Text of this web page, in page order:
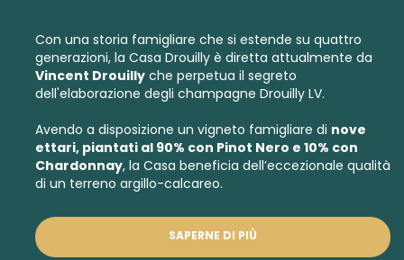
Con una storia famigliare che si estende su quattro
generazioni, la Casa Drouilly è diretta attualmente da
Vincent Drouilly che perpetua il segreto
dell'elaborazione degli champagne Drouilly LV.
Avendo a disposizione un vigneto famigliare di nove
ettari, piantati al 90% con Pinot Nero e 10% con
Chardonnay, la Casa beneficia dell’eccezionale qualità
di un terreno argillo-calcareo.
SAPERNE DI PIÙ